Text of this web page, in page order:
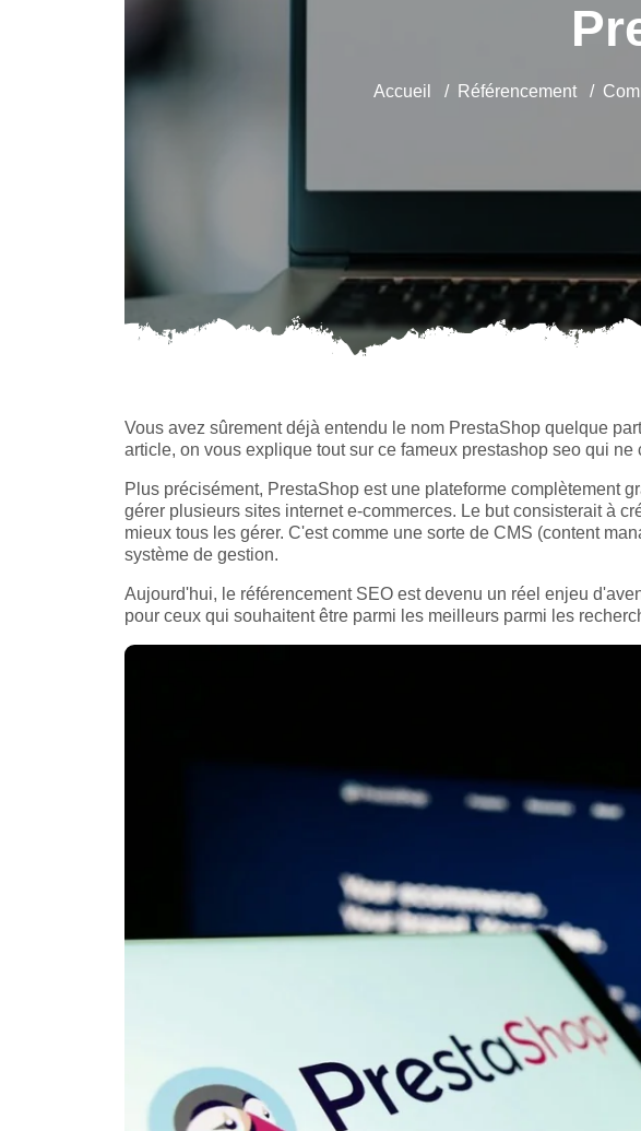
Accueil Référencement
Vous avez sûrement déjà entendu le nom PrestaShop quelque
article, on vous explique tout sur ce fameux prestashop seo qui
Plus précisément, PrestaShop est une plateforme complètement
gérer plusieurs sites internet e-commerces. Le but consisterait à
mieux tous les gérer. C'est comme une sorte de CMS (content
système de gestion.
Aujourd'hui, le référencement SEO est devenu un réel enjeu
pour ceux qui souhaitent être parmi les meilleurs parmi les